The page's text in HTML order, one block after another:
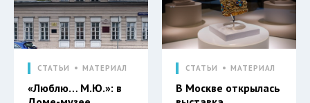
СТАТЬИ МАТЕРИАЛ
«Люблю… М.Ю.»: в
СТАТЬИ МАТЕРИАЛ
В Москве открылась